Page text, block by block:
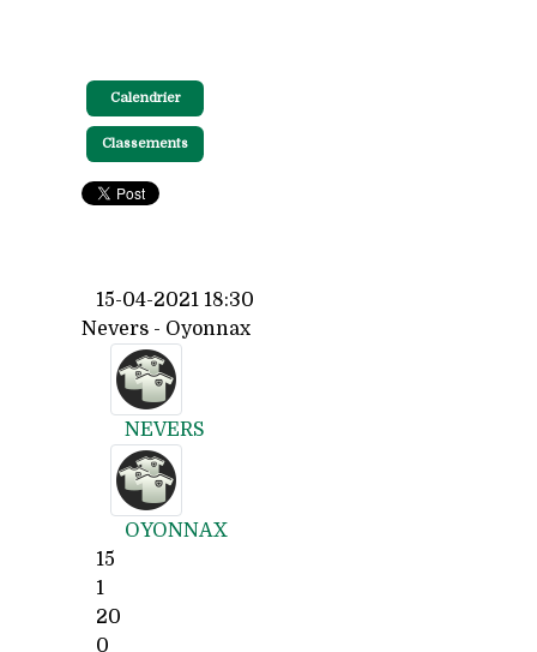
Calendrier
Classements
15-04-2021 18:30
Nevers - Oyonnax
NEVERS
OYONNAX
15
1
20
0